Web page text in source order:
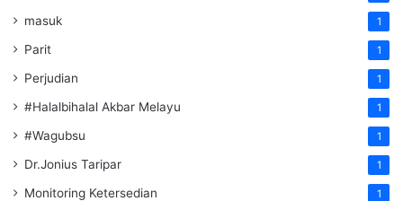
masuk 1
Parit 1
Perjudian 1
#Halalbihalal Akbar Melayu 1
#Wagubsu 1
Dr.Jonius Taripar 1
Monitoring Ketersedian 1